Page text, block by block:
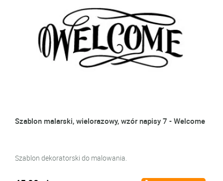
Szablon malarski, wielorazowy, wzór napisy 7 - Welcome
Szablon dekoratorski do malowania.